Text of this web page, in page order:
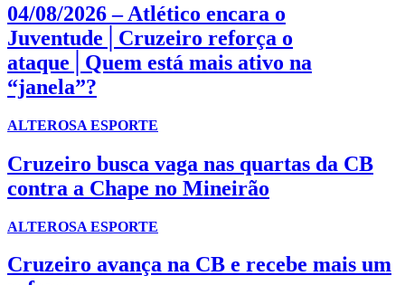
04/08/2026 – Atlético encara o
Juventude│Cruzeiro reforça o
ataque│Quem está mais ativo na
“janela”?
ALTEROSA ESPORTE
Cruzeiro busca vaga nas quartas da CB
contra a Chape no Mineirão
ALTEROSA ESPORTE
Cruzeiro avança na CB e recebe mais um